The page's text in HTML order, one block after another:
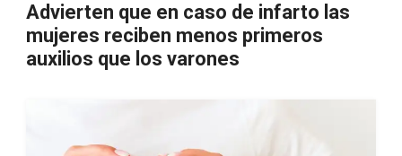
Advierten que en caso de infarto las
mujeres reciben menos primeros
auxilios que los varones